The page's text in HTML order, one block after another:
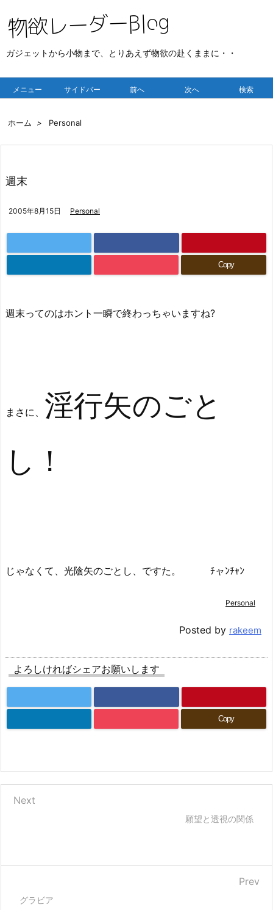
ガジェットから小物まで、とりあえず物欲の赴くままに・・
メニュー サイドバー 前へ 次へ 検索
ホーム > Personal
週末
2005年8月15日 Personal
Copy
週末ってのはホント一瞬で終わっちゃいますね?
まさに、 淫行矢のごと
し！
じゃなくて、光陰矢のごとし、ですた。 ﾁャﾝﾁｬﾝ
Personal
Posted by rakeem
よろしければシェアお願いします
Copy
願望と透視の関係
Next
グラビア
Prev